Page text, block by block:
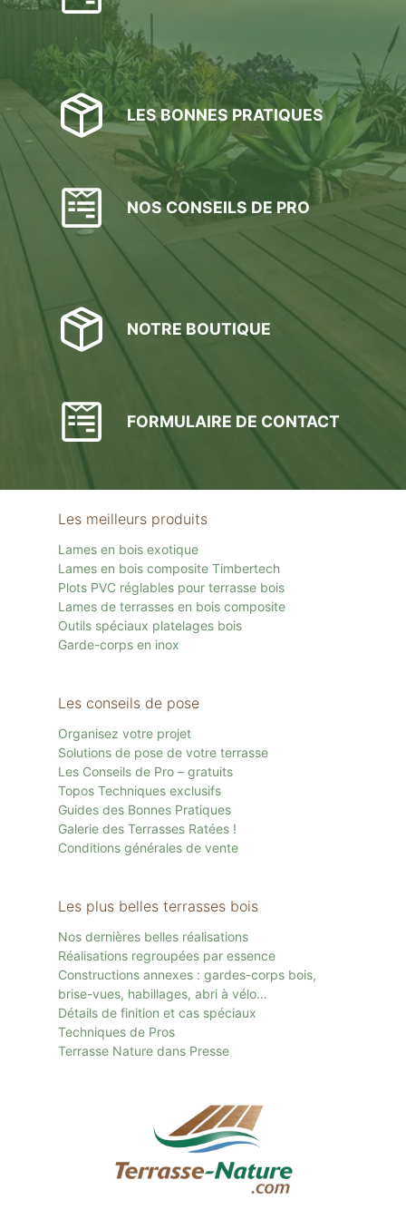
sur
page
du
produit
LES BONNES PRATIQUES
NOS CONSEILS DE PRO
NOTRE BOUTIQUE
FORMULAIRE DE CONTACT
Les meilleurs produits
Lames en bois exotique
Lames en bois composite Timbertech
Plots PVC réglables pour terrasse bois
Lames de terrasses en bois composite
Outils spéciaux platelages bois
Garde-corps en inox
Les conseils de pose
Organisez votre projet
Solutions de pose de votre terrasse
Les Conseils de Pro – gratuits
Topos Techniques exclusifs
Guides des Bonnes Pratiques
Galerie des Terrasses Ratées !
Conditions générales de vente
Les plus belles terrasses bois
Nos dernières belles réalisations
Réalisations regroupées par essence
Constructions annexes : gardes-corps bois,
brise-vues, habillages, abri à vélo…
Détails de finition et cas spéciaux
Techniques de Pros
Terrasse Nature dans Presse